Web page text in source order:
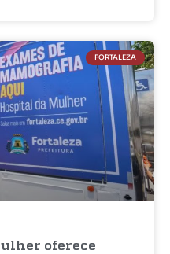
FORTALEZA
oferece